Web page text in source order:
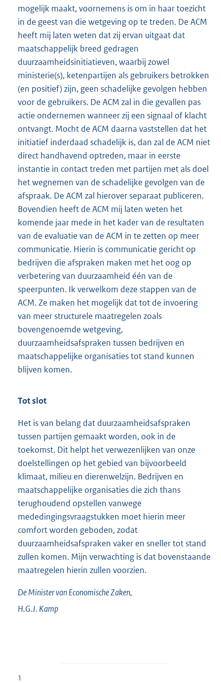
mogelijk maakt, voornemens is om in haar toezicht
in de geest van die wetgeving op te treden. De ACM
heeft mij laten weten dat zij ervan uitgaat dat
maatschappelijk breed gedragen
duurzaamheidsinitiatieven, waarbij zowel
ministerie(s), ketenpartijen als gebruikers betrokken
(en positief) zijn, geen schadelijke gevolgen hebben
voor de gebruikers. De ACM zal in die gevallen pas
actie ondernemen wanneer zij een signaal of klacht
ontvangt. Mocht de ACM daarna vaststellen dat het
initiatief inderdaad schadelijk is, dan zal de ACM niet
direct handhavend optreden, maar in eerste
instantie in contact treden met partijen met als doel
het wegnemen van de schadelijke gevolgen van de
afspraak. De ACM zal hierover separaat publiceren.
Bovendien heeft de ACM mij laten weten het
komende jaar mede in het kader van de resultaten
van de evaluatie van de ACM in te zetten op meer
communicatie. Hierin is communicatie gericht op
bedrijven die afspraken maken met het oog op
verbetering van duurzaamheid één van de
speerpunten. Ik verwelkom deze stappen van de
ACM. Ze maken het mogelijk dat tot de invoering
van meer structurele maatregelen zoals
bovengenoemde wetgeving,
duurzaamheidsafspraken tussen bedrijven en
maatschappelijke organisaties tot stand kunnen
blijven komen.
Tot slot
Het is van belang dat duurzaamheidsafspraken
tussen partijen gemaakt worden, ook in de
toekomst. Dit helpt het verwezenlijken van onze
doelstellingen op het gebied van bijvoorbeeld
klimaat, milieu en dierenwelzijn. Bedrijven en
maatschappelijke organisaties die zich thans
terughoudend opstellen vanwege
mededingingsvraagstukken moet hierin meer
comfort worden geboden, zodat
duurzaamheidsafspraken vaker en sneller tot stand
zullen komen. Mijn verwachting is dat bovenstaande
maatregelen hierin zullen voorzien.
De Minister van Economische Zaken,
H.G.J. Kamp
1